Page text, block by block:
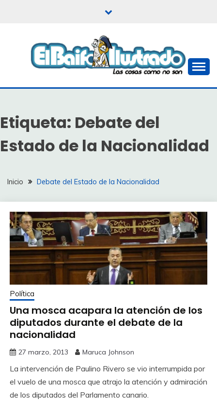
EL BAIFO ILUSTRADO
Etiqueta: Debate del
Estado de la Nacionalidad
Inicio Debate del Estado de la Nacionalidad
Política
Una mosca acapara la atención de los
diputados durante el debate de la
nacionalidad
27 marzo, 2013 Maruca Johnson
La intervención de Paulino Rivero se vio interrumpida por
el vuelo de una mosca que atrajo la atención y admiración
de los diputados del Parlamento canario.